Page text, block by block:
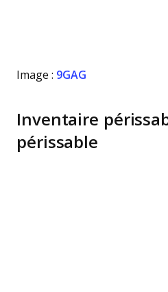
Image : 9GAG
Inventaire
périssable